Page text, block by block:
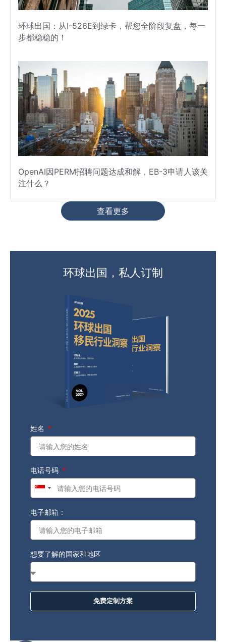
环球出国：从I-526E到绿卡，帮您全阶段复盘，每一
步都稳稳的！
OpenAI因PERM招聘问题达成和解，EB-3申请人该关
注什么？
查看更多
环球出国，私人订制
姓名
电话号码
Singapore
电子邮箱：
想要了解的国家和地区
免费定制方案